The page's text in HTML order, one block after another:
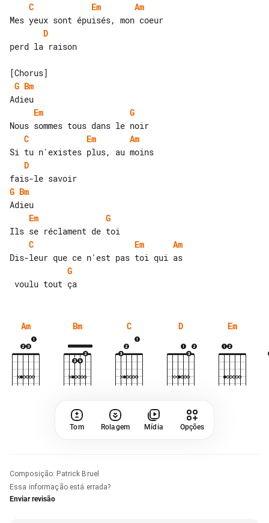
C
Em
Am
D
perd la raison
G Bm
Em
G
C
Em
Am
D
G Bm
Em
G
C
Em
Am
G
Am Bm C D Em
Tom Rolagem Mídia Opções
Composição: Patrick Bruel
Essa informação está errada?
Enviar revisão